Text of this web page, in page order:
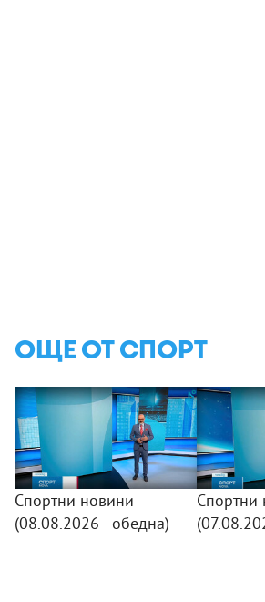
ОЩЕ ОТ СПОРТ
Спортни новини
(08.08.2026 - обедна)
Спортни